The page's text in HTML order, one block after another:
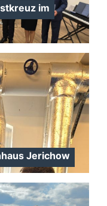
im
Jerichow